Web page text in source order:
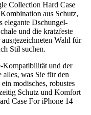
Collection Hard Case
aus Schutz,
Dschungel-
und die kratzfeste
Wahl für
Stil suchen.
Kompatibilität und der
alles, was Sie für den
modisches, robustes
Schutz und Komfort
Case For iPhone 14